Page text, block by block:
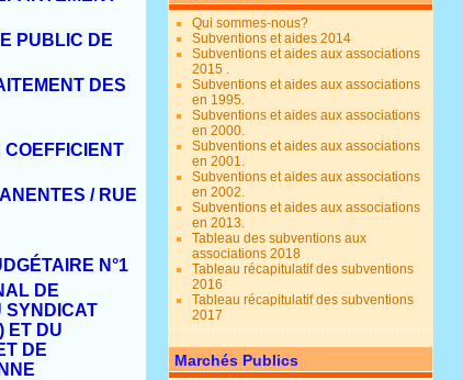
PUBLIC DE
DES
/ RUE
ÉTAIRE N°1
L DE
SYNDICAT
ET DU
DE
Qui sommes-nous?
Subventions et aides 2014
Subventions et aides aux associations
2015 .
Subventions et aides aux associations
en 1995.
Subventions et aides aux associations
en 2000.
Subventions et aides aux associations
en 2001.
Subventions et aides aux associations
en 2002.
Subventions et aides aux associations
en 2013.
Tableau des subventions aux
associations 2018
Tableau récapitulatif des subventions
2016
Tableau récapitulatif des subventions
2017
Marchés Publics